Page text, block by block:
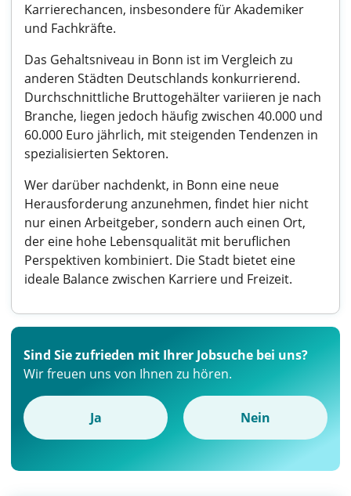
Karrierechancen, insbesondere für Akademiker
und Fachkräfte.
Das Gehaltsniveau in Bonn ist im Vergleich zu
anderen Städten Deutschlands konkurrierend.
Durchschnittliche Bruttogehälter variieren je nach
Branche, liegen jedoch häufig zwischen 40.000 und
60.000 Euro jährlich, mit steigenden Tendenzen in
spezialisierten Sektoren.
Wer darüber nachdenkt, in Bonn eine neue
Herausforderung anzunehmen, findet hier nicht
nur einen Arbeitgeber, sondern auch einen Ort,
der eine hohe Lebensqualität mit beruflichen
Perspektiven kombiniert. Die Stadt bietet eine
ideale Balance zwischen Karriere und Freizeit.
Sind Sie zufrieden mit Ihrer Jobsuche bei uns?
Wir freuen uns von Ihnen zu hören.
Ja Nein